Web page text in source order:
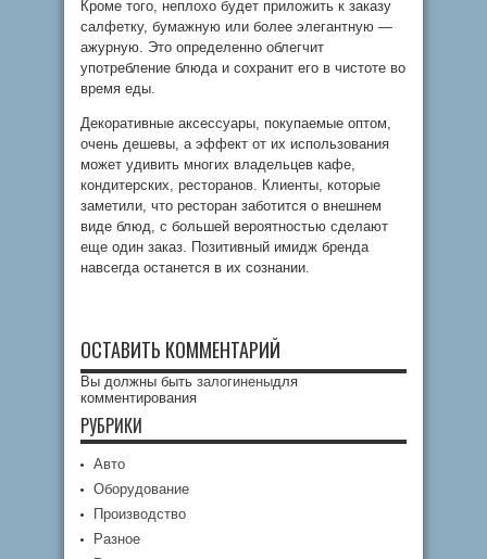
Кроме того, неплохо будет приложить к заказу
салфетку, бумажную или более элегантную —
ажурную. Это определенно облегчит
употребление блюда и сохранит его в чистоте во
время еды.
Декоративные аксессуары, покупаемые оптом,
очень дешевы, а эффект от их использования
может удивить многих владельцев кафе,
кондитерских, ресторанов. Клиенты, которые
заметили, что ресторан заботится о внешнем
виде блюд, с большей вероятностью сделают
еще один заказ. Позитивный имидж бренда
навсегда останется в их сознании.
ОСТАВИТЬ КОММЕНТАРИЙ
Вы должны быть залогиненыдля
комментирования
РУБРИКИ
Авто
Оборудование
Производство
Разное